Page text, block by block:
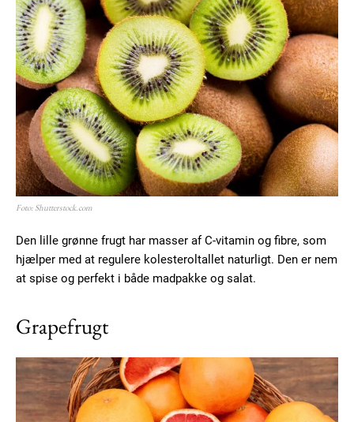
Subscription Plans
Free limited access
Gratis
Etiam est nibh, lobortis sit
Ut mollis pellentesque tortor
Nullam eu erat condimentum
Donec quis est ac felis
Orci varius natoque dolor
Foto: Shutterstock.com
Den lille grønne frugt har masser af C-vitamin og fibre, som
hjælper med at regulere kolesteroltallet naturligt. Den er nem
at spise og perfekt i både madpakke og salat.
Grapefrugt